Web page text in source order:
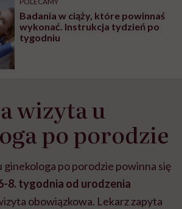
Badania w ciąży, które powinnaś
wykonać. Instrukcja tydzień po
tygodniu
wizyta u
po porodzie
ginekologa po porodzie powinna się
8. tygodnia od urodzenia
obowiązkowa. Lekarz zapyta